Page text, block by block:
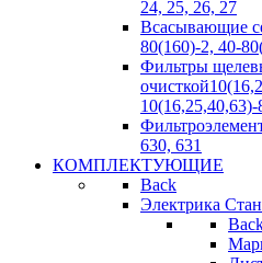
24, 25, 26, 27
Всасывающие
80(160)-2, 40-
Фильтры
очисткой
10(16,25,40,63)-
630, 631
КОМПЛЕКТУЮЩИЕ
Back
Электрика